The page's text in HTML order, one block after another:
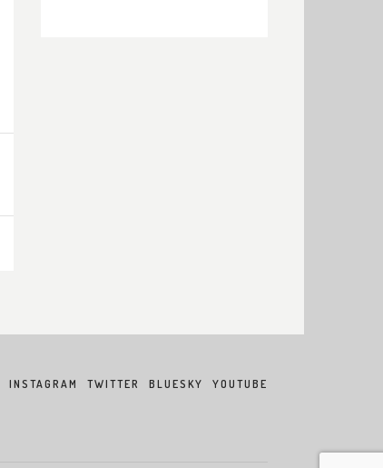
INSTAGRAM TWITTER BLUESKY YOUTUBE